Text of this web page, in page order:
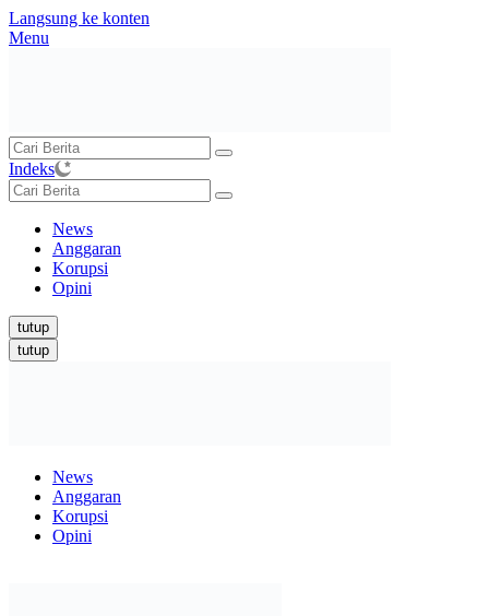
Langsung ke konten
Menu
Indeks
News
Anggaran
Korupsi
Opini
tutup
tutup
News
Anggaran
Korupsi
Opini